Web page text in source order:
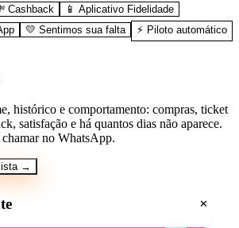
Cashback
📱 Aplicativo Fidelidade
💛 Sentimos sua falta ⚡ Piloto automático
histórico e comportamento: compras, ticket
satisfação e há quantos dias não aparece.
no WhatsApp.
→
✕